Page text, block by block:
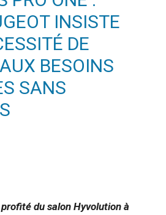
INSISTE
DE
BESOINS
SANS
du salon Hyvolution à